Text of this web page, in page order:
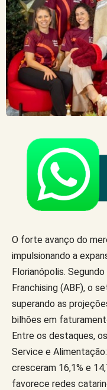
O forte avanço do
impulsionando a
Florianópolis.
Franchising (ABF), o
superando as
bilhões em
Entre os destaques,
Service e
cresceram 16,1% e
favorece redes